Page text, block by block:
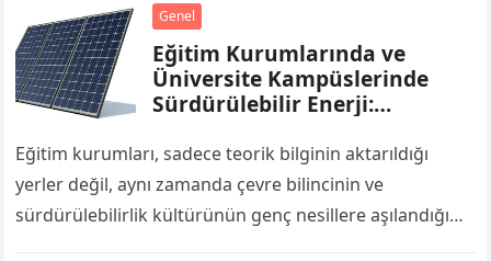
Genel
Eğitim Kurumlarında ve
Üniversite Kampüslerinde
Sürdürülebilir Enerji:
Nesillerine Örnek Kampüsler
Eğitim kurumları, sadece teorik bilginin aktarıldığı
yerler değil, aynı zamanda çevre bilincinin ve
sürdürülebilirlik kültürünün genç nesillere aşılandığı